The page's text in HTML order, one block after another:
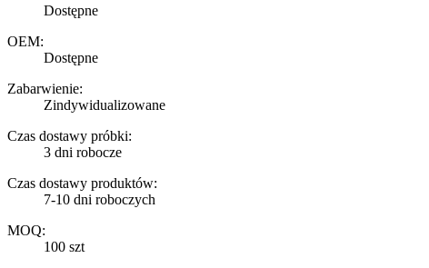
Dostępne
OEM:
Dostępne
Zabarwienie:
Zindywidualizowane
Czas dostawy próbki:
3 dni robocze
Czas dostawy produktów:
7-10 dni roboczych
MOQ:
100 szt